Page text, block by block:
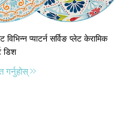
प्याटर्न सर्विङ प्लेट केरामिक
डिश
गर्नुहोस्